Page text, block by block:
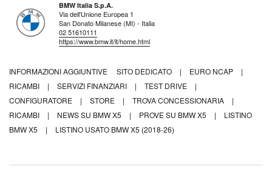
BMW Italia S.p.A.
Via dell'Unione Europea 1
San Donato Milanese (MI) - Italia
02 51610111
https://www.bmw.it/it/home.html
INFORMAZIONI AGGIUNTIVE SITO DEDICATO | EURO NCAP
|
RICAMBI
| SERVIZI FINANZIARI | TEST DRIVE
|
CONFIGURATORE
| STORE | TROVA CONCESSIONARIA
|
RICAMBI
| NEWS SU BMW X5 | PROVE SU BMW X5 |
LISTINO
BMW X5
| LISTINO USATO BMW X5 (2018-26)